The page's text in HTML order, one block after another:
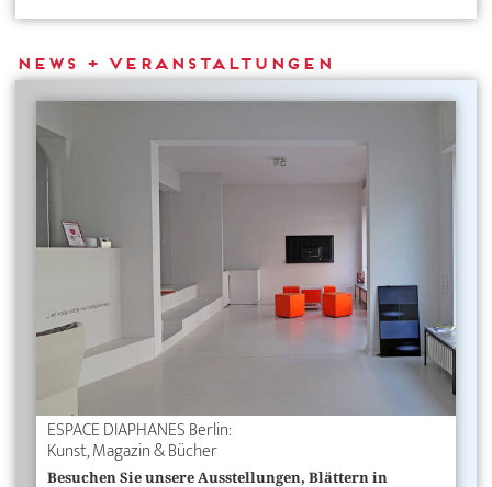
News + Veranstaltungen
ESPACE DIAPHANES Berlin:
Kunst, Magazin & Bücher
Besuchen Sie unsere Ausstellungen, Blättern in